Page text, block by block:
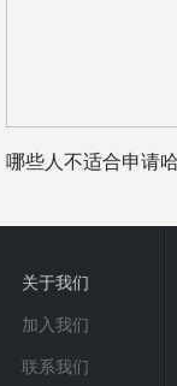
哪些人不适合申请
关于我们
加入我们
联系我们